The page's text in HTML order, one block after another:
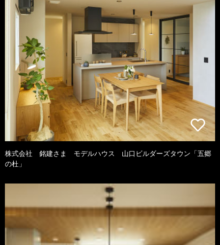
株式会社 銘建さま モデルハウス 山口ビルダーズタウン「五郷
の杜」